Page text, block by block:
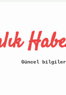
Güncel